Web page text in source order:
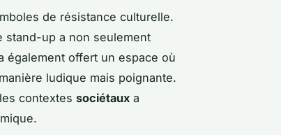
de résistance culturelle.
stand-up a non seulement
également offert un espace où
ludique mais poignante.
contextes sociétaux a